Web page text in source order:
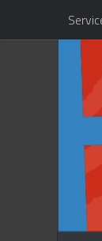
Skip to